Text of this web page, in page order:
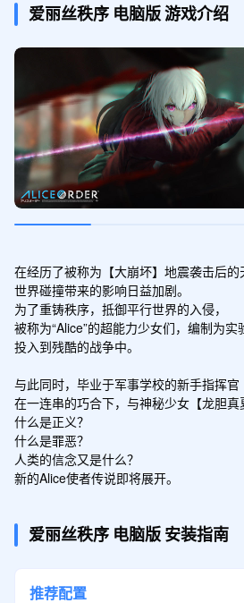
爱丽丝秩序 电脑版游戏介绍
在经历了被称为【大崩坏】地震袭击后的
世界碰撞带来的影响日益加剧。
为了重铸秩序，抵御平行世界的入侵，
被称为“Alice”的超能力少女们，编制为实
投入到残酷的战争中。
与此同时，毕业于军事学校的新手指挥官
在一连串的巧合下，与神秘少女【龙胆
什么是正义？
什么是罪恶？
人类的信念又是什么？
新的Alice使者传说即将展开。
爱丽丝秩序 电脑版 安装指南
推荐配置